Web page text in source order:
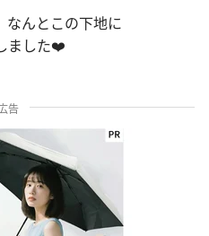
なんとこの下地に
ました❤️
告